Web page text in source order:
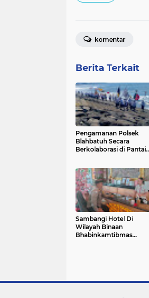
komentar
Berita Terkait
Pengamanan Polsek
Blahbatuh Secara
Berkolaborasi di Pantai
Sambangi Hotel Di
Wilayah Binaan
Bhabinkamtibmas